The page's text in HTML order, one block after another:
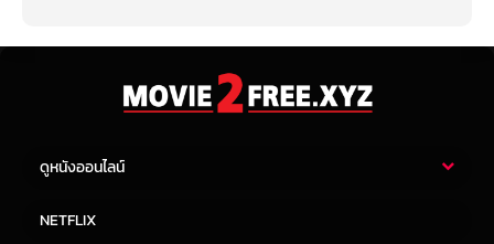
ดูหนังออนไลน์
NETFLIX